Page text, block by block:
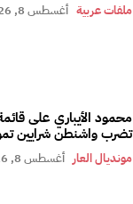
ملفات عربية أغسطس 8, 2026
محمود الأيباري على
تضرب واشنطن شرايين
مونديال العار أغسطس 8, 2026